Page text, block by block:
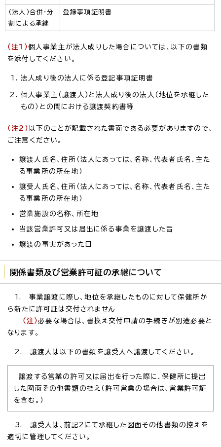
（法人）合併・分
割による承継
登録事項証明書
（注1）個人事業主が法人成りした場合については、以下の書類
を添付してください。
法人成り後の法人に係る登記事項証明書
個人事業主（譲渡人）と法人成り後の法人（地位を承継した
もの）との間における譲渡契約書等
（注2） 以下のことが記載された書面である必要がありますので、
ご注意ください。
譲渡人氏名、住所（法人にあっては、名称、代表者氏名、主た
る事業所の所在地）
譲受人氏名、住所（法人にあっては、名称、代表者氏名、主た
る事業所の所在地）
営業施設の名称、所在地
当該営業許可又は届出に係る事業を譲渡した旨
譲渡の事実があった日
関係書類及び営業許可証の承継について
1. 事業譲渡に際し、地位を承継したものに対して保健所か
ら新たに許可証は交付されません
（注）必要な場合は、書換え交付申請の手続きが別途必要と
なります。
2. 譲渡人は以下の書類を譲受人へ譲渡してください。
譲渡する営業の許可又は届出を行った際に、保健所に提出
した図面その他書類の控え（許可営業の場合は、営業許可証
を含む。）
3. 譲受人は、前記2にて承継した図面その他書類の控えを
適切に管理してください。